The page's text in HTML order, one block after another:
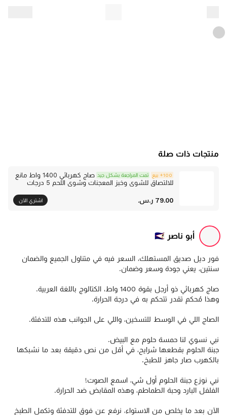
منتجات ذات صلة
100+ بيع تمت المراجعة بشكل جيد
صاج كهربائي 1400 واط مانع
للالتصاق للشوي وخبز المعجنات وشوي اللحم 5 درجات
‫79.00 ر.س.‬
اشتري الآن
أبو ناصر 🇸🇦
فور ديل صديق المستهلك، السعر فيه في متناول الجميع والضمان
سنتين، يعني جودة وسعر وضمان.
صاج كهربائي ذو أرجل بقوة 1400 واط، الكتالوج باللغة العربية.
وهذا مُحكم تقدر تتحكم به في درجة الحرارة.
الصاج اللي في الوسط للتسخين، واللي على الجوانب هذه للتدفئة.
نبي نسوي لنا حمسة حلوم مع البيض.
جبنة الحلوم بقطعها شرايح، في أقل من نص دقيقة بعد ما نشبكها
بالكهرب صار جاهز للطبخ.
نبي نوزع جبنة الحلوم أول شي، اسمع الصوت!
الفلفل البارد وحبة الطماطم، وهذه المقابض ضد الحرارة.
الآن بعد ما يخلص من الاستواء، نرفع عن فوق للتدفئة وتكمل الطبخ